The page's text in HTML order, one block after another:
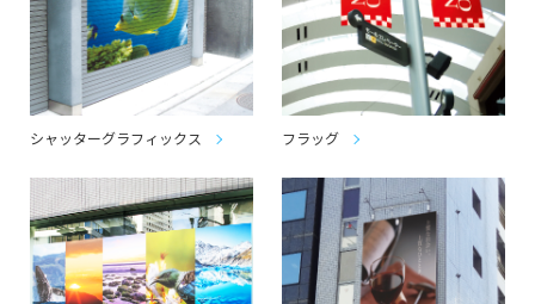
シャッターグラフィックス フラッグ